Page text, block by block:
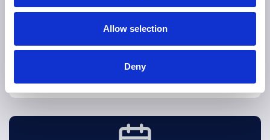
Allow selection
Deny
FBiH
Pravilnik koji precizira uslove za posebne prostore za